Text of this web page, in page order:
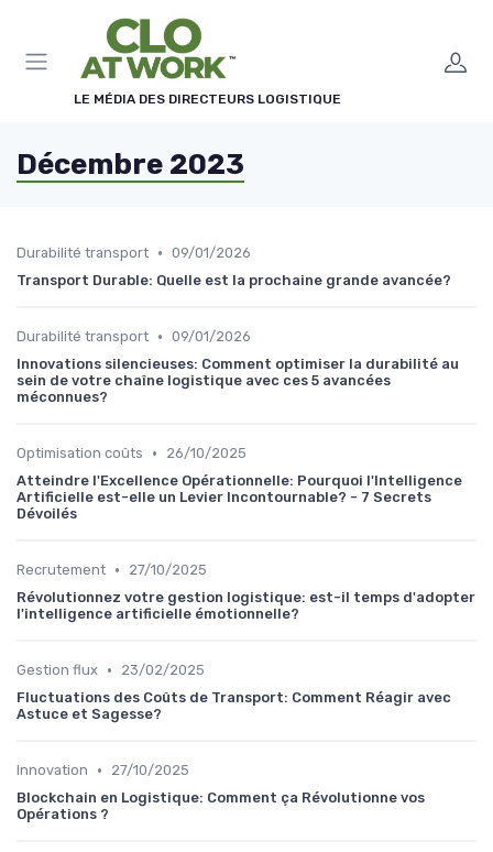
LE MÉDIA DES DIRECTEURS LOGISTIQUE
Décembre 2023
Durabilité transport • 09/01/2026
Transport Durable: Quelle est la prochaine grande avancée?
Durabilité transport • 09/01/2026
Innovations silencieuses: Comment optimiser la durabilité au
sein de votre chaîne logistique avec ces 5 avancées
méconnues?
Optimisation coûts •
26/10/2025
Atteindre l'Excellence Opérationnelle: Pourquoi l'Intelligence
Artificielle est-elle un Levier Incontournable? - 7 Secrets
Dévoilés
Recrutement •
27/10/2025
Révolutionnez votre gestion logistique: est-il temps d'adopter
l'intelligence artificielle émotionnelle?
Gestion flux •
23/02/2025
Fluctuations des Coûts de Transport: Comment Réagir avec
Astuce et Sagesse?
Innovation •
27/10/2025
Blockchain en Logistique: Comment ça Révolutionne vos
Opérations ?
Panneau de gestion des cookies